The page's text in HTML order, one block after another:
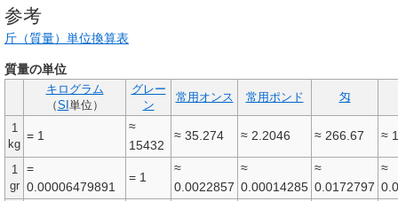
参考
斤（質量）単位換算表
質量の単位
キログラム
（SI 単位）
グレー
ン
常用オンス 常用ポンド 匁
1
kg
= 1
≈
15432
≈ 35.274 ≈ 2.2046 ≈ 266.67 ≈
1
gr
=
0.00006479891
= 1
≈
0.0022857
≈
0.00014285
≈
0.0172797
≈